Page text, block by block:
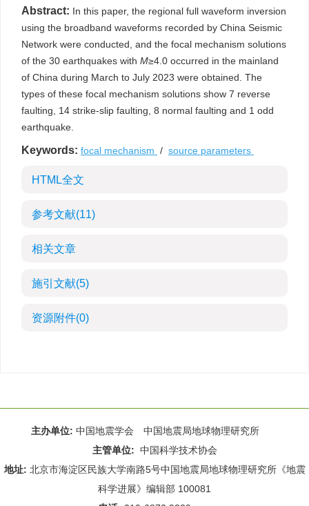
Abstract: In this paper, the regional full waveform inversion
using the broadband waveforms recorded by China Seismic
Network were conducted, and the focal mechanism solutions
of the 30 earthquakes with M≥4.0 occurred in the mainland
of China during March to July 2023 were obtained. The
types of these focal mechanism solutions show 7 reverse
faulting, 14 strike-slip faulting, 8 normal faulting and 1 odd
earthquake.
Keywords: focal mechanism / source parameters
HTML全文
参考文献(11)
相关文章
施引文献(5)
资源附件(0)
主办单位: 中国地震学会 中国地震局地球物理研究所
主管单位: 中国科学技术协会
地址: 北京市海淀区民族大学南路5号中国地震局地球物理研究所《地震
科学进展》编辑部 100081